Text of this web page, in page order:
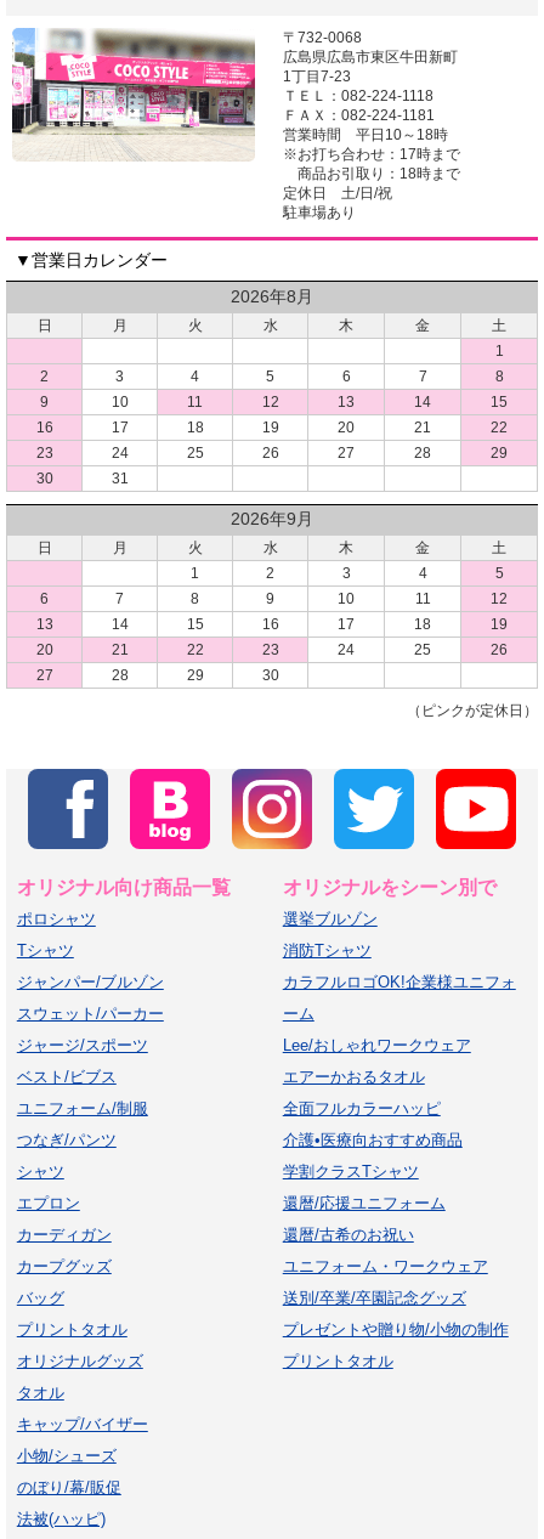
〒732-0068
広島県広島市東区牛田新町
1丁目7-23
ＴＥＬ：082-224-1118
ＦＡＸ：082-224-1181
営業時間 平日10～18時
※お打ち合わせ：17時まで
商品お引取り：18時まで
定休日 土/日/祝
駐車場あり
▼営業日カレンダー
2026年8月
日 月 火 水 木 金
土
1
2
3 4 5 6 7
8
9
10 11 12 13 14
15
16
17 18 19 20 21
22
23
24 25 26 27 28
29
30
31
2026年9月
日 月 火 水 木 金
土
1
2 3 4
5
6
7 8 9 10 11
12
13
14 15 16 17 18
19
20
21 22 23 24 25
26
27
28 29 30
（ピンクが定休日）
オリジナル向け商品一覧
ポロシャツ
Tシャツ
ジャンパー/ブルゾン
スウェット/パーカー
ジャージ/スポーツ
ベスト/ビブス
ユニフォーム/制服
つなぎ/パンツ
シャツ
エプロン
カーディガン
カープグッズ
バッグ
プリントタオル
オリジナルグッズ
タオル
キャップ/バイザー
小物/シューズ
のぼり/幕/販促
法被(ハッピ)
オリジナルをシーン別で
選挙ブルゾン
消防Tシャツ
カラフルロゴOK!企業様ユニフォ
ーム
Lee/おしゃれワークウェア
エアーかおるタオル
全面フルカラーハッピ
介護•医療向おすすめ商品
学割クラスTシャツ
還暦/応援ユニフォーム
還暦/古希のお祝い
ユニフォーム・ワークウェア
送別/卒業/卒園記念グッズ
プレゼントや贈り物/小物の制作
プリントタオル